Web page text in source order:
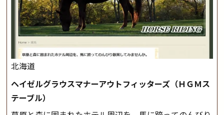
北海道
ヘイゼルグラウスマナーアウトフィッターズ（ＨＧＭス
テーブル）